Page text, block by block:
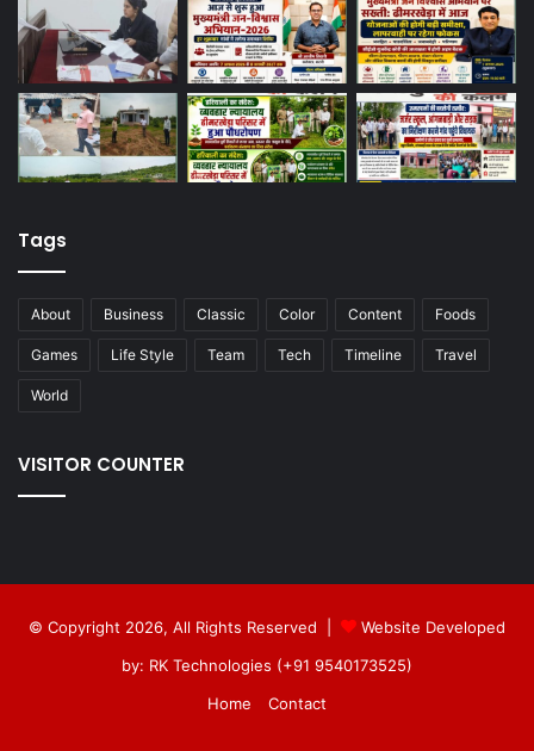
Tags
About Business Classic Color Content Foods
Games Life Style Team Tech Timeline Travel
World
VISITOR COUNTER
© Copyright 2026, All Rights Reserved |
Website Developed
by: RK Technologies (+91 9540173525)
Home
Contact